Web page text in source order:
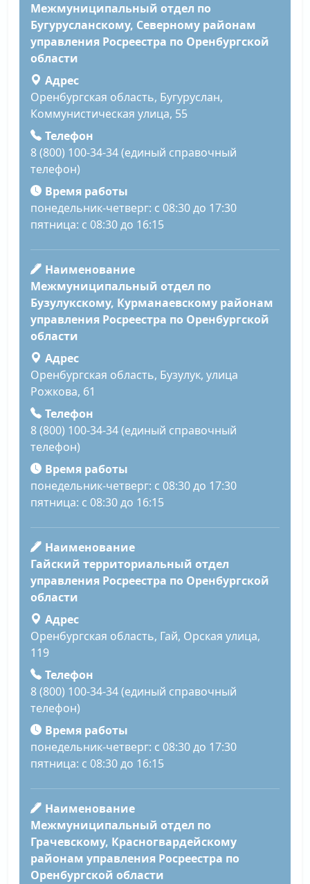
Межмуниципальный отдел по
Бугурусланскому, Северному районам
управления Росреестра по Оренбургской
области
Адрес
Оренбургская область, Бугуруслан,
Коммунистическая улица, 55
Телефон
8 (800) 100-34-34 (единый справочный
телефон)
Время работы
понедельник-четверг: с 08:30 до 17:30
пятница: с 08:30 до 16:15
Наименование
Межмуниципальный отдел по
Бузулукскому, Курманаевскому районам
управления Росреестра по Оренбургской
области
Адрес
Оренбургская область, Бузулук, улица
Рожкова, 61
Телефон
8 (800) 100-34-34 (единый справочный
телефон)
Время работы
понедельник-четверг: с 08:30 до 17:30
пятница: с 08:30 до 16:15
Наименование
Гайский территориальный отдел
управления Росреестра по Оренбургской
области
Адрес
Оренбургская область, Гай, Орская улица,
119
Телефон
8 (800) 100-34-34 (единый справочный
телефон)
Время работы
понедельник-четверг: с 08:30 до 17:30
пятница: с 08:30 до 16:15
Наименование
Межмуниципальный отдел по
Грачевскому, Красногвардейскому
районам управления Росреестра по
Оренбургской области